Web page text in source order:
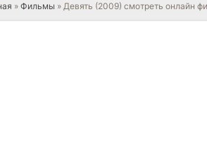
» Фильмы » Девять (2009) смотреть онлайн